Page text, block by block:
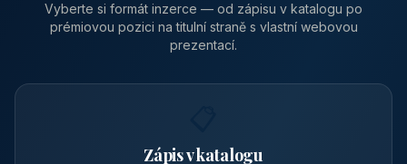
Vyberte si formát inzerce — od zápisu v katalogu po
prémiovou pozici na titulní straně s vlastní webovou
prezentací.
Zápis v katalogu